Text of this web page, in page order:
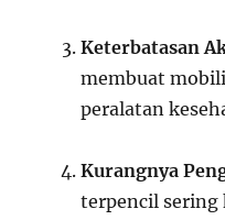
Keterbatasan
membuat
peralatan
Kurangnya
terpencil sering